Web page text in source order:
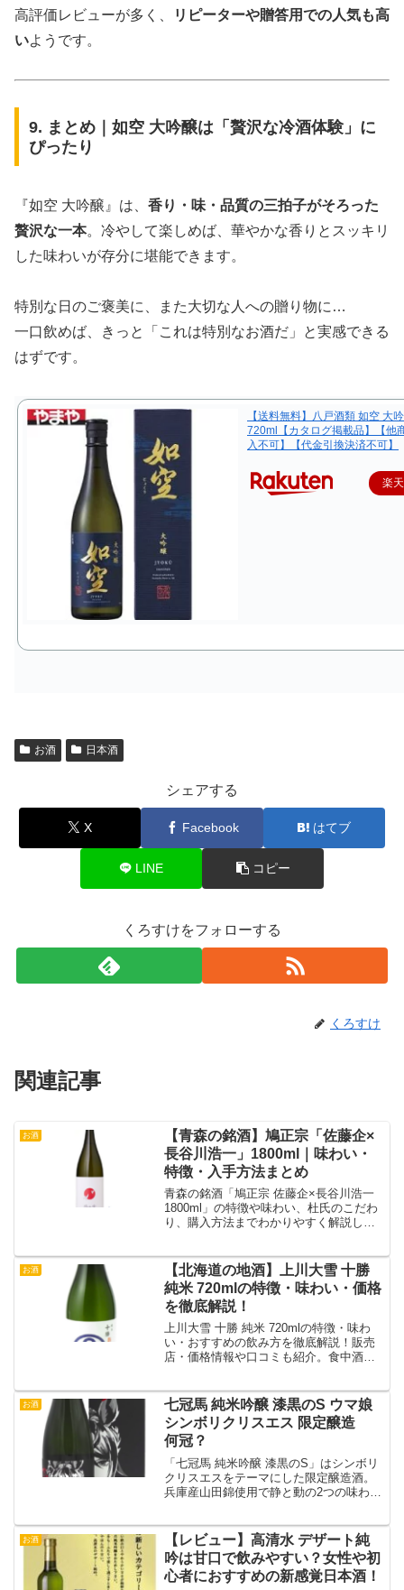
高評価レビューが多く、
リピーターや贈答用での人気も高
いようです。
9. まとめ｜如空 大吟醸は「贅沢な冷酒体験」に
ぴったり
『如空 大吟醸』は、 香り・味・品質の三拍子がそろった
贅沢な一本。冷やして楽しめば、華やかな香りとスッキリ
した味わいが存分に堪能できます。
特別な日のご褒美に、また大切な人への贈り物に…
一口飲めば、きっと「これは特別なお酒だ」と実感できる
はずです。
【送料無料】八戸酒類 如空 大
720ml【カタログ掲載品】【他
入不可】【代金引換決済不可】
楽
お酒 日本酒
シェアする
X Facebook はてブ
LINE コピー
くろすけをフォローする
くろすけ
関連記事
お酒
【青森の銘酒】鳩正宗「佐藤企×
長谷川浩一」1800ml｜味わい・
特徴・入手方法まとめ
青森の銘酒「鳩正宗 佐藤企×長谷川浩一
1800ml」の特徴や味わい、杜氏のこだわ
り、購入方法までわかりやすく解説しま
お酒
【北海道の地酒】上川大雪 十勝
純米 720mlの特徴・味わい・価格
を徹底解説！
上川大雪 十勝 純米 720mlの特徴・味わ
い・おすすめの飲み方を徹底解説！販売
店・価格情報や口コミも紹介。食中酒に
お酒
七冠馬 純米吟醸 漆黒のS ウマ娘
シンボリクリスエス 限定醸造
何冠？
「七冠馬 純米吟醸 漆黒のS」はシンボリ
クリスエスをテーマにした限定醸造酒。
兵庫産山田錦使用で静と動の2つの味わい
お酒
【レビュー】高清水 デザート純
吟は甘口で飲みやすい？女性や初
心者におすすめの新感覚日本酒！